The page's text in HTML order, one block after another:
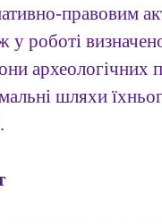
правовим
у роботі
археологічних
шляхи